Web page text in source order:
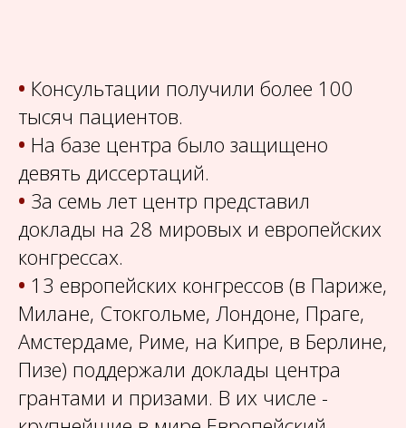
• Консультации получили более 100
тысяч пациентов.
• На базе центра было защищено
девять диссертаций.
• За семь лет центр представил
доклады на 28 мировых и европейских
конгрессах.
• 13 европейских конгрессов (в Париже,
Милане, Стокгольме, Лондоне, Праге,
Амстердаме, Риме, на Кипре, в Берлине,
Пизе) поддержали доклады центра
грантами и призами. В их числе -